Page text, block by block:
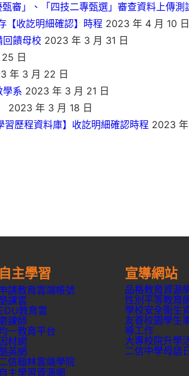
審」、「四技二專甄選」審查資料上傳
【收訖明細確認】時程 2023 年 4 月 10 日
回饋母校 2023 年 3 月 31 日
日
年 3 月 22 日
學系 2023 年 3 月 21 日
2023 年 3 月 18 日
習歷程資料庫】收訖明細確認時程 2023
自主學習
請教育雲端帳號
課雲
教育雲
課師
一教育平台
因材網
英網
信翰林雲端學院
自主學習資源網
宣導網站
品格教育資源
性別平等教育
學校安全衛生
友善校園學生
導工作
大專校院升學
二信中學母語